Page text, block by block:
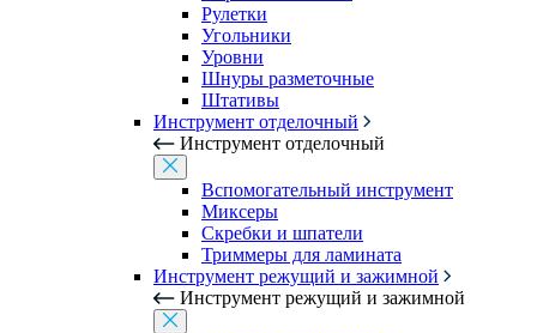
Рулетки
Угольники
Уровни
Шнуры разметочные
Штативы
Инструмент отделочный
Инструмент отделочный
Вспомогательный инструмент
Миксеры
Скребки и шпатели
Триммеры для ламината
Инструмент режущий и зажимной
Инструмент режущий и зажимной